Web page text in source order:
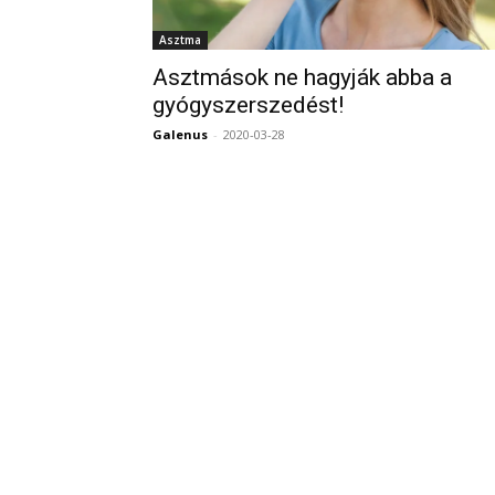
Asztma
Asztmások ne hagyják abba a
gyógyszerszedést!
Galenus - 2020-03-28